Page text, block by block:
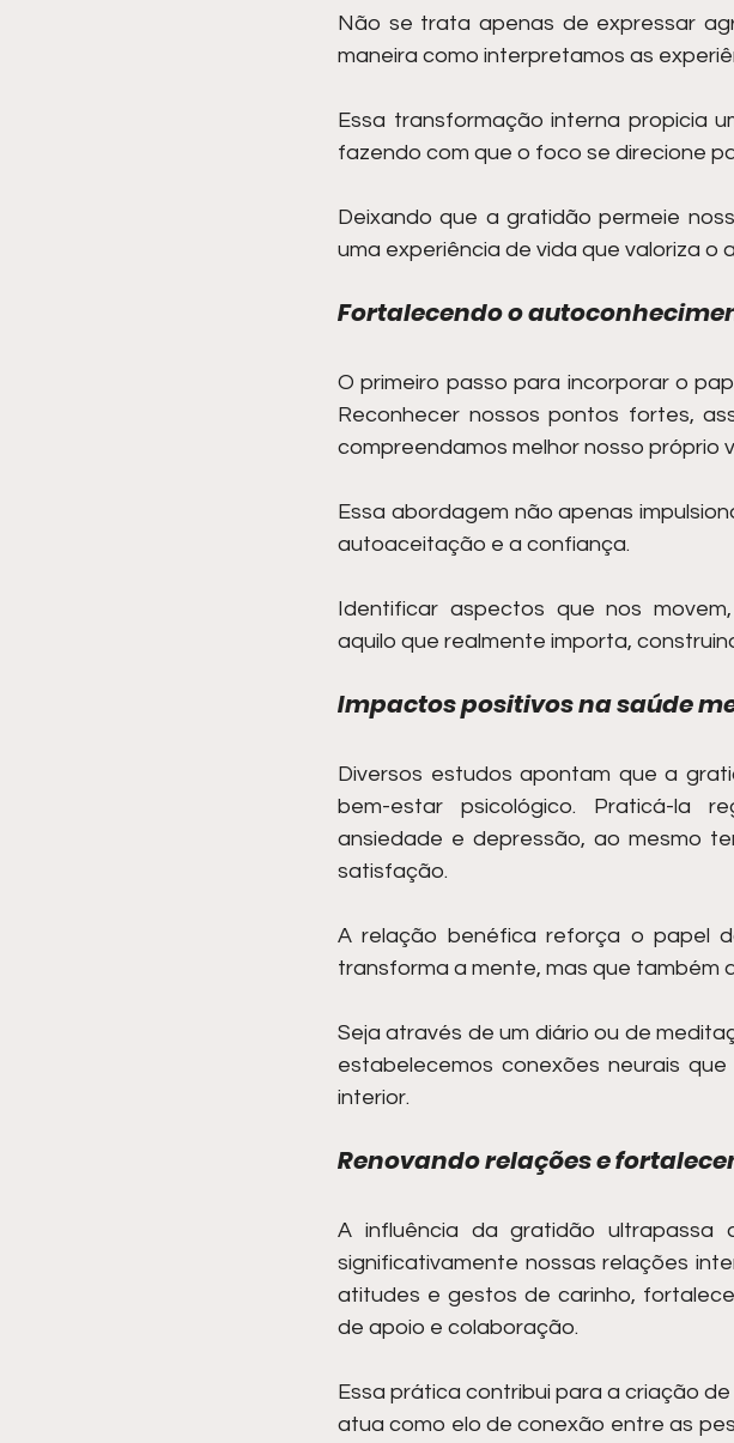
Não se trata apenas de expressar
maneira como interpretamos as
Essa transformação interna propicia
fazendo com que o foco se direcione
Deixando que a gratidão permeie
uma experiência de vida que valoriza
Fortalecendo o
O primeiro passo para incorporar o
Reconhecer nossos pontos fortes,
compreendamos melhor nosso próprio
Essa abordagem não apenas
autoaceitação e a confiança.
Identificar aspectos que nos
aquilo que realmente importa,
Impactos positivos na saúde
Diversos estudos apontam que a
bem-estar psicológico. Praticá-la
ansiedade e depressão, ao mesmo
satisfação.
A relação benéfica reforça o papel
transforma a mente, mas que também
Seja através de um diário ou de
estabelecemos conexões neurais
interior.
Renovando relações e
A influência da gratidão ultrapassa
significativamente nossas relações
atitudes e gestos de carinho,
de apoio e colaboração.
Essa prática contribui para a criação
atua como elo de conexão entre as